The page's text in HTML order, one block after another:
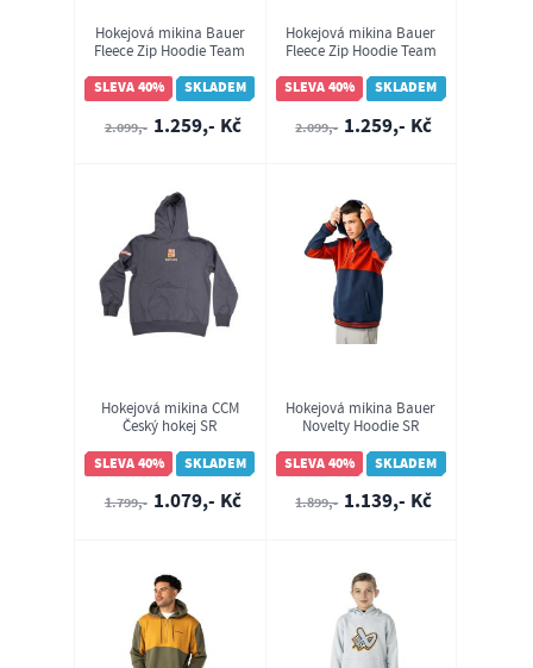
Hokejová mikina Bauer
Fleece Zip Hoodie Team
SLEVA 40%
SKLADEM
2.099,- 1.259,- Kč
Hokejová mikina Bauer
Fleece Zip Hoodie Team
SLEVA 40%
SKLADEM
2.099,- 1.259,- Kč
Hokejová mikina CCM
Český hokej SR
SLEVA 40%
SKLADEM
1.799,- 1.079,- Kč
Hokejová mikina Bauer
Novelty Hoodie SR
SLEVA 40%
SKLADEM
1.899,- 1.139,- Kč